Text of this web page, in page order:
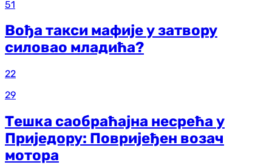
51
Вођа такси мафије у затвору
силовао младића?
22
29
Тешка саобраћајна несрећа у
Приједору: Повријеђен возач
мотора